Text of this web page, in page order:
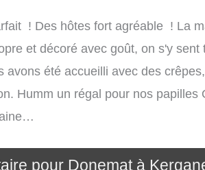
! Des hôtes fort agréable ! La
et décoré avec goût, on s'y sent
avons été accueilli avec des
Humm un régal pour nos papilles
pour Donemat à